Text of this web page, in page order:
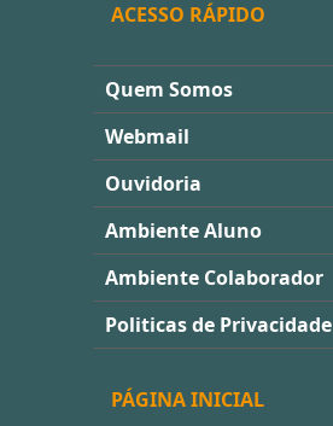
ACESSO RÁPIDO
Quem Somos
Webmail
Ouvidoria
Ambiente Aluno
Ambiente Colaborador
Politicas de Privacidade
PÁGINA INICIAL